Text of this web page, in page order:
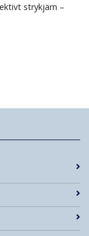
strykjärn –